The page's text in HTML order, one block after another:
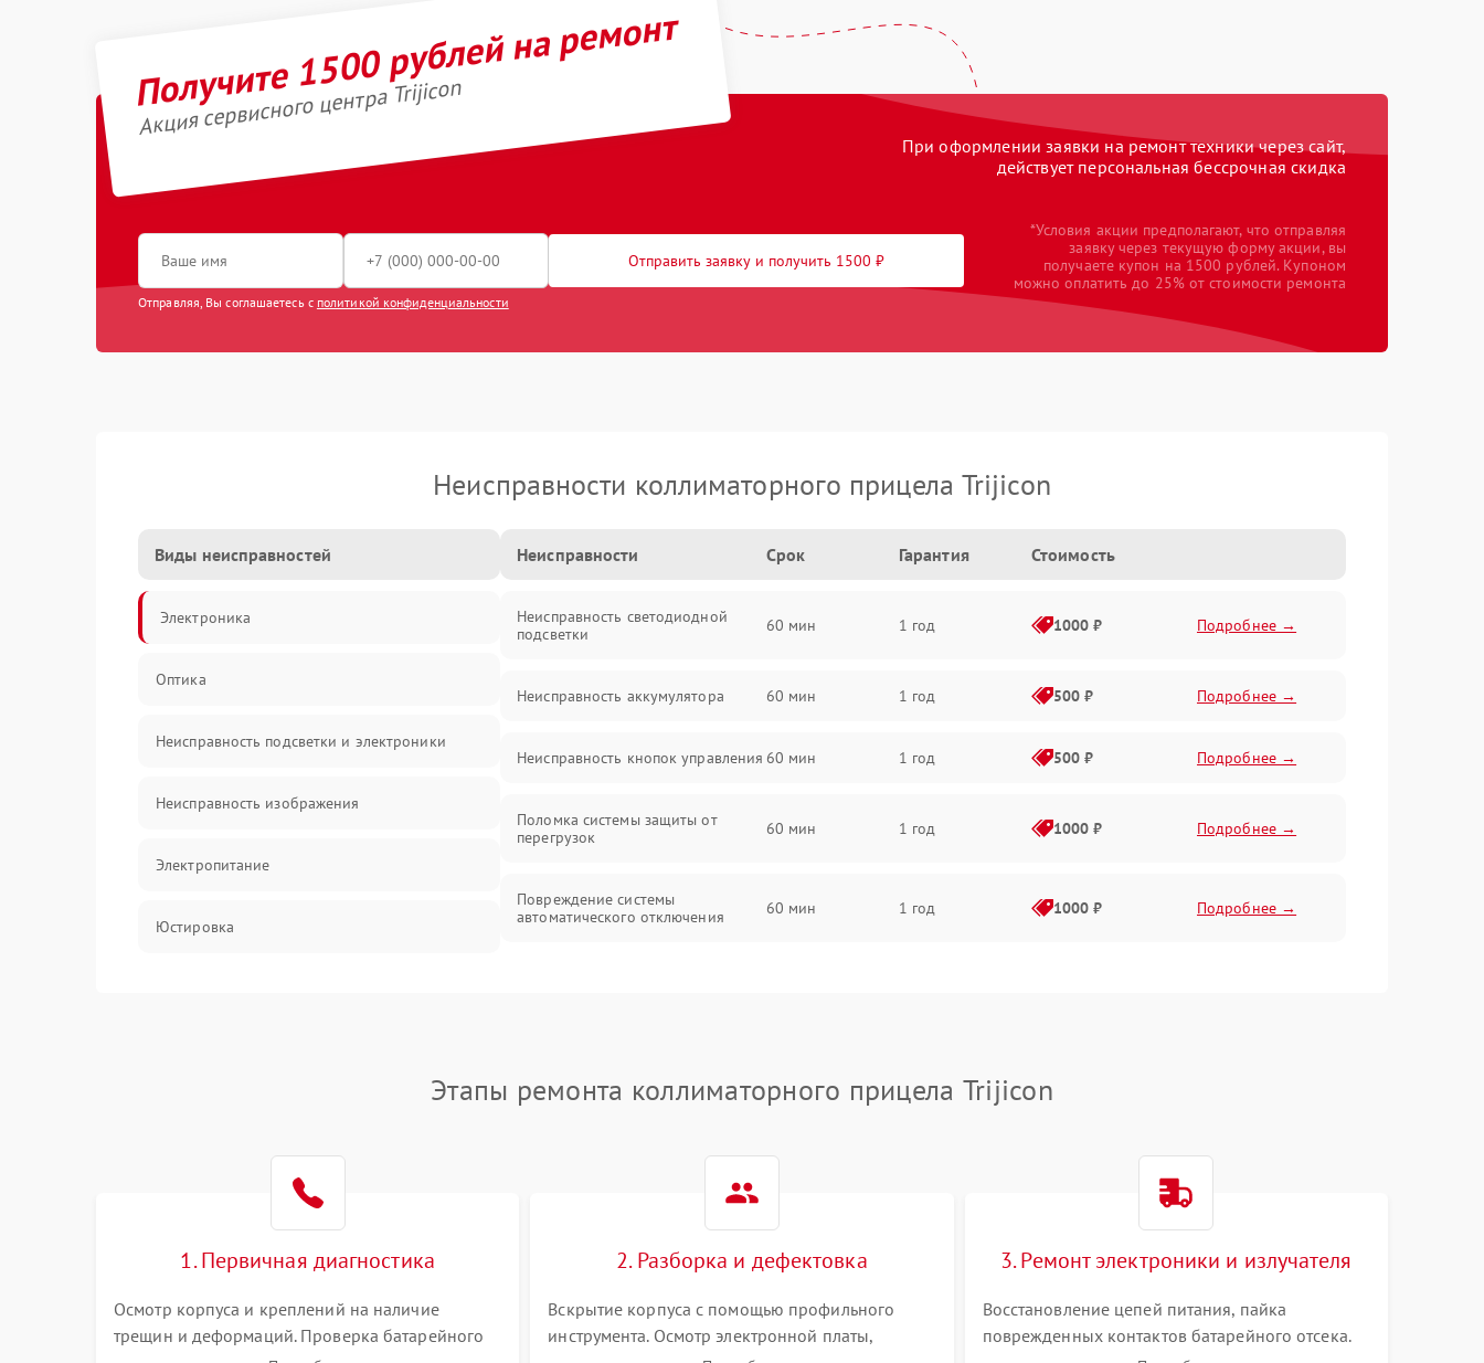
Получите 1500 рублей на ремонт
Акция сервисного центра Trijicon
При оформлении заявки на ремонт техники через сайт,
действует персональная бессрочная скидка
Отправить заявку и получить 1500 ₽
Отправляя, Вы соглашаетесь с политикой конфиденциальности
*Условия акции предполагают, что отправляя
заявку через текущую форму акции, вы
получаете купон на 1500 рублей. Купоном
можно оплатить до 25% от стоимости ремонта
Неисправности коллиматорного прицела Trijicon
Виды неисправностей
Электроника
Оптика
Неисправность подсветки и электроники
Неисправность изображения
Электропитание
Юстировка
Неисправности Срок Гарантия Стоимость
Неисправность светодиодной
подсветки
60 мин 1 год 1000 ₽ Подробнее →
Неисправность аккумулятора 60 мин 1 год 500 ₽ Подробнее →
Неисправность кнопок управления 60 мин 1 год 500 ₽ Подробнее →
Поломка системы защиты от
перегрузок
60 мин 1 год 1000 ₽ Подробнее →
Повреждение системы
автоматического отключения
60 мин 1 год 1000 ₽ Подробнее →
60 мин Подробнее →
перегрузок
60 мин 1000 ₽ Подробнее →
Этапы ремонта коллиматорного прицела Trijicon
1. Первичная диагностика
Осмотр корпуса и креплений на наличие
трещин и деформаций. Проверка батарейного
2. Разборка и дефектовка
Вскрытие корпуса с помощью профильного
инструмента. Осмотр электронной платы,
3. Ремонт электроники и излучателя
Восстановление цепей питания, пайка
поврежденных контактов батарейного отсека.